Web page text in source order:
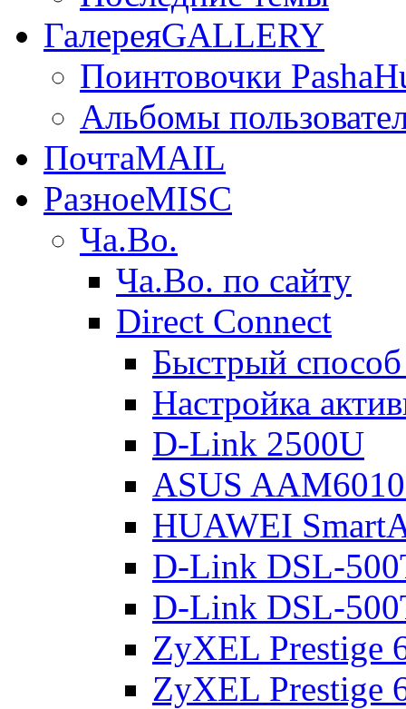
ГалереяGALLERY
Поинтовочки
Альбомы
ПочтаMAIL
РазноеMISC
Ча.Во.
Ча.Во. по сайту
Direct Connect
Быстрый
Настройка
D-Link 2500U
ASUS
HUAWEI
D-Link DSL-
D-Link DSL-
ZyXEL Prestige
ZyXEL Prestige